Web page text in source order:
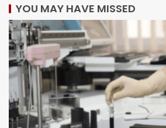
YOU MAY HAVE MISSED